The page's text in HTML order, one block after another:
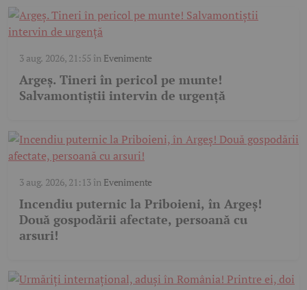
3 aug. 2026, 21:55 în Evenimente
Argeș. Tineri în pericol pe munte!
Salvamontiștii intervin de urgență
3 aug. 2026, 21:13în Evenimente
Incendiu puternic la Priboieni, în Argeș!
Două gospodării afectate, persoană cu
arsuri!